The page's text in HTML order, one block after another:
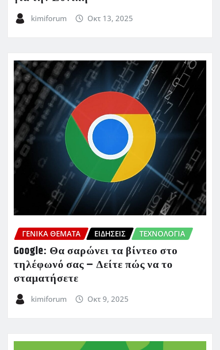
kimiforum Οκτ 13, 2025
ΓΕΝΙΚΑ ΘΕΜΑΤΑ ΕΙΔΗΣΕΙΣ ΤΕΧΝΟΛΟΓΙΑ
Google: Θα σαρώνει τα βίντεο στο
τηλέφωνό σας – Δείτε πώς να το
σταματήσετε
kimiforum Οκτ 9, 2025